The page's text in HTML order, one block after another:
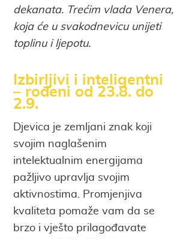
dekanata. Trećim vlada Venera,
koja će u svakodnevicu unijeti
toplinu i ljepotu.
Izbirljivi i inteligentni
– rođeni od 23.8. do
2.9.
Djevica je zemljani znak koji
svojim naglašenim
intelektualnim energijama
pažljivo upravlja svojim
aktivnostima. Promjenjiva
kvaliteta pomaže vam da se
brzo i vješto prilagođavate